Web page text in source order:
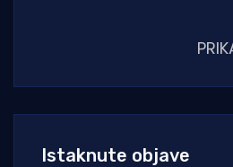
Istaknute objave